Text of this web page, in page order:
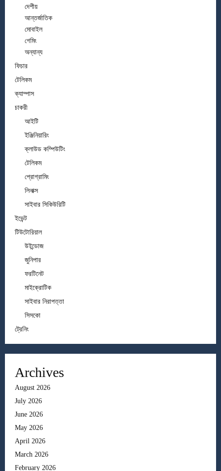
দেশীয়
আন্তর্জাতিক
মোবাইল
গেমিং
অন্যান্য
ফিচার
টেলিকম
ক্যাম্পাস
চাকরী
আইটি
ইঞ্জিনিয়ারিং
ক্লাউড কম্পিউটিং
টেলিকম
প্রোগ্রামিং
লিনাক্স
সাইবার সিকিউরিটি
ইভেন্ট
টিউটোরিয়াল
উইন্ডোজ
জুনিপার
ফরটিনেট
মাইক্রোটিক
সাইবার নিরাপত্তা
সিসকো
ট্রেনিং
Archives
August 2026
July 2026
June 2026
May 2026
April 2026
March 2026
February 2026